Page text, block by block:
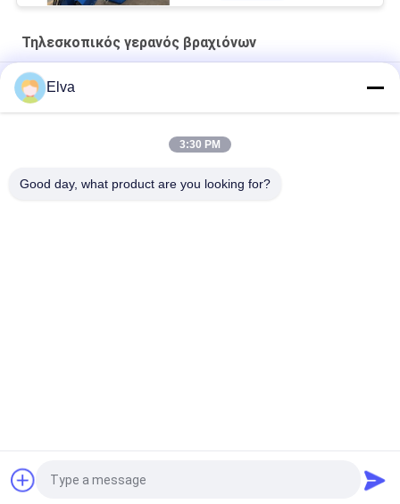
Τηλεσκοπικός γερανός βραχιόνων
Γερανός ηλεκτρικού μηχανοστασίου 10 τόνων για πλοίο
Υδραυλικός Τηλεσκοπικός Γερανός Αποβάθρας 12T10M
Θαλάσσιο υδραυλικό 3t 30m άσπρος τηλεσκοπικός γερανός
Αίτηση κράτησης
Elva
3:30 PM
Good day, what product are you looking for?